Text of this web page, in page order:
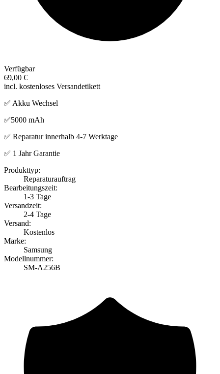
Verfügbar
69,00 €
incl. kostenloses Versandetikett
✅ Akku Wechsel
✅5000 mAh
✅ Reparatur innerhalb 4-7 Werktage
✅ 1 Jahr Garantie
Produkttyp:
Reparaturauftrag
Bearbeitungszeit:
1-3 Tage
Versandzeit:
2-4 Tage
Versand:
Kostenlos
Marke:
Samsung
Modellnummer:
SM-A256B